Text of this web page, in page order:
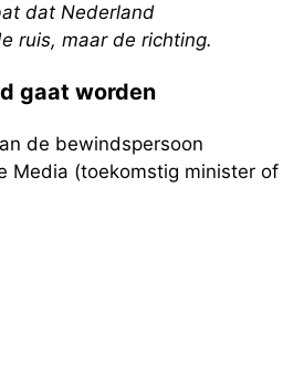
dat Nederland
ruis, maar de richting.
gaat worden
de bewindspersoon
Media (toekomstig minister of